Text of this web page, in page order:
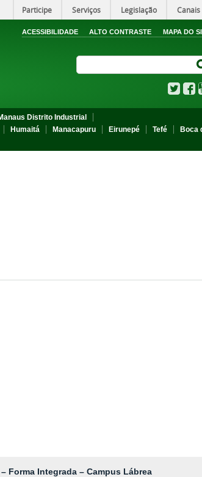
Participe Serviços Legislação Canais
ACESSIBILIDADE ALTO CONTRASTE MAPA DO
Distrito Industrial
Humaitá Manacapuru Eirunepé Tefé
Boca
Forma Integrada – Campus Lábrea